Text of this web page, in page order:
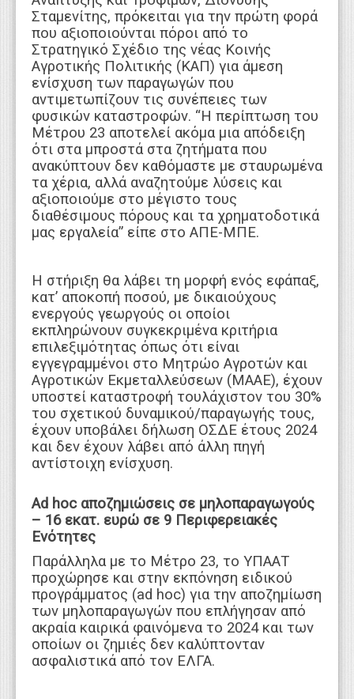
Σταμενίτης, πρόκειται για την πρώτη φορά
που αξιοποιούνται πόροι από το
Στρατηγικό Σχέδιο της νέας Κοινής
Αγροτικής Πολιτικής (ΚΑΠ) για άμεση
ενίσχυση των παραγωγών που
αντιμετωπίζουν τις συνέπειες των
φυσικών καταστροφών. “Η περίπτωση του
Μέτρου 23 αποτελεί ακόμα μια απόδειξη
ότι στα μπροστά στα ζητήματα που
ανακύπτουν δεν καθόμαστε με σταυρωμένα
τα χέρια, αλλά αναζητούμε λύσεις και
αξιοποιούμε στο μέγιστο τους
διαθέσιμους πόρους και τα χρηματοδοτικά
μας εργαλεία” είπε στο ΑΠΕ-ΜΠΕ.
Η στήριξη θα λάβει τη μορφή ενός εφάπαξ,
κατ’ αποκοπή ποσού, με δικαιούχους
ενεργούς γεωργούς οι οποίοι
εκπληρώνουν συγκεκριμένα κριτήρια
επιλεξιμότητας όπως ότι είναι
εγγεγραμμένοι στο Μητρώο Αγροτών και
Αγροτικών Εκμεταλλεύσεων (ΜΑΑΕ), έχουν
υποστεί καταστροφή τουλάχιστον του 30%
του σχετικού δυναμικού/παραγωγής τους,
έχουν υποβάλει δήλωση ΟΣΔΕ έτους 2024
και δεν έχουν λάβει από άλλη πηγή
αντίστοιχη ενίσχυση.
Ad hoc αποζημιώσεις σε μηλοπαραγωγούς
– 16 εκατ. ευρώ σε 9 Περιφερειακές
Ενότητες
Παράλληλα με το Μέτρο 23, το ΥΠΑΑΤ
προχώρησε και στην εκπόνηση ειδικού
προγράμματος (ad hoc) για την αποζημίωση
των μηλοπαραγωγών που επλήγησαν από
ακραία καιρικά φαινόμενα το 2024 και των
οποίων οι ζημιές δεν καλύπτονταν
ασφαλιστικά από τον ΕΛΓΑ.